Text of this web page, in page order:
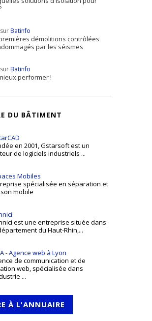
Batinfo
démolitions contrôlées
par les séismes
Batinfo
performer !
DU BÂTIMENT
en 2001, Gstarsoft est un
de logiciels industriels ...
Mobiles
spécialisée en séparation et
mobile
est une entreprise située dans
du Haut-Rhin,...
- Agence web à Lyon
de communication et de
web, spécialisée dans
...
À L'ANNUAIRE